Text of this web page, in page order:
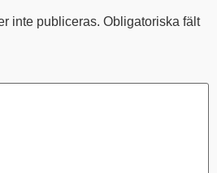
inte publiceras. Obligatoriska fält